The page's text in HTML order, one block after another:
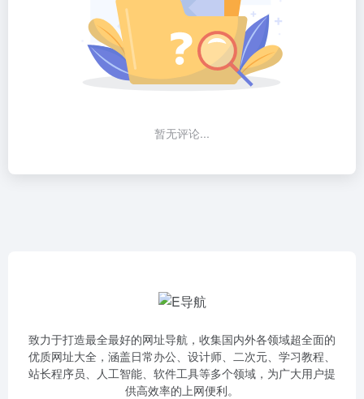
暂无评论...
致力于打造最全最好的网址导航，收集国内外各领域超全面的
优质网址大全，涵盖日常办公、设计师、二次元、学习教程、
站长程序员、人工智能、软件工具等多个领域，为广大用户提
供高效率的上网便利。